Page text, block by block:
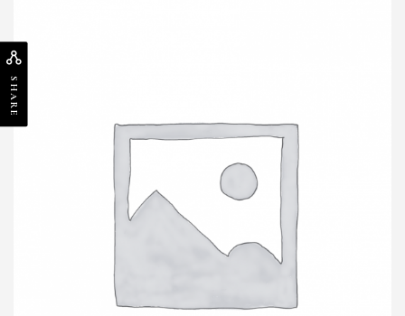
SHARE